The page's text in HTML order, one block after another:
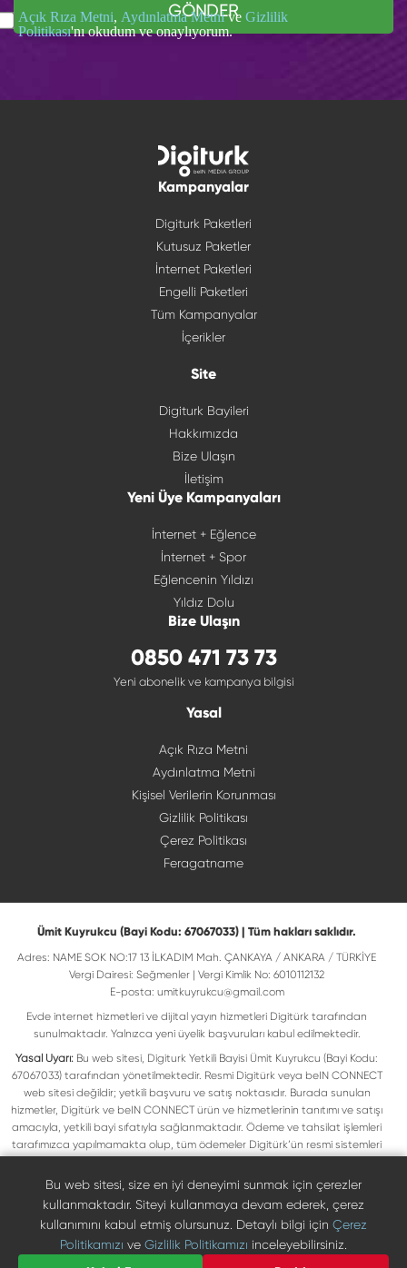
GÖNDER
Açık Rıza Metni, Aydınlatma Metnive Gizlilik
Politikası'nı okudum ve onaylıyorum.
Kampanyalar
Digiturk Paketleri
Kutusuz Paketler
İnternet Paketleri
Engelli Paketleri
Tüm Kampanyalar
İçerikler
Site
Digiturk Bayileri
Hakkımızda
Bize Ulaşın
İletişim
Yeni Üye Kampanyaları
İnternet + Eğlence
İnternet + Spor
Eğlencenin Yıldızı
Yıldız Dolu
Bize Ulaşın
0850 471 73 73
Yeni abonelik ve kampanya bilgisi
Yasal
Açık Rıza Metni
Aydınlatma Metni
Kişisel Verilerin Korunması
Gizlilik Politikası
Çerez Politikası
Feragatname
Ümit Kuyrukcu (Bayi Kodu: 67067033) | Tüm hakları saklıdır.
Adres: NAME SOK NO:17 13 İLKADIM Mah. ÇANKAYA / ANKARA / TÜRKİYE
Vergi Dairesi: Seğmenler | Vergi Kimlik No: 6010112132
E-posta: umitkuyrukcu@gmail.com
Evde internet hizmetleri ve dijital yayın hizmetleri Digitürk tarafından
sunulmaktadır. Yalnızca yeni üyelik başvuruları kabul edilmektedir.
Yasal Uyarı: Bu web sitesi, Digiturk Yetkili Bayisi Ümit Kuyrukcu (Bayi Kodu:
67067033) tarafından yönetilmektedir. Resmi Digitürk veya beIN CONNECT
web sitesi değildir; yetkili başvuru ve satış noktasıdır. Burada sunulan
hizmetler, Digitürk ve beIN CONNECT ürün ve hizmetlerinin tanıtımı ve satışı
amacıyla, yetkili bayi sıfatıyla sağlanmaktadır. Ödeme ve tahsilat işlemleri
tarafımızca yapılmamakta olup, tüm ödemeler Digitürk’ün resmi sistemleri
ilgili hak sahiplerine ait olup yasal koruma altındadır. Bu markalar, yalnızca
marka sahiplerinin kullanım koşullarına uygun şekilde kullanılmaktadır. Digitürk
veya beIN CONNECT’in resmi web sitelerine ulaşmak için ilgili markaların
doğrudan resmi kanallarını ziyaret edebilirsiniz.
Digiturk resmî bayi listesinde doğrulayın
Bu web sitesi, size en iyi deneyimi sunmak için çerezler
kullanmaktadır. Siteyi kullanmaya devam ederek, çerez
kullanımını kabul etmiş olursunuz. Detaylı bilgi için Çerez
Politikamızı ve Gizlilik Politikamızı inceleyebilirsiniz.